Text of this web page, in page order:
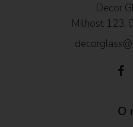
Decor
Milhosť 123,
O